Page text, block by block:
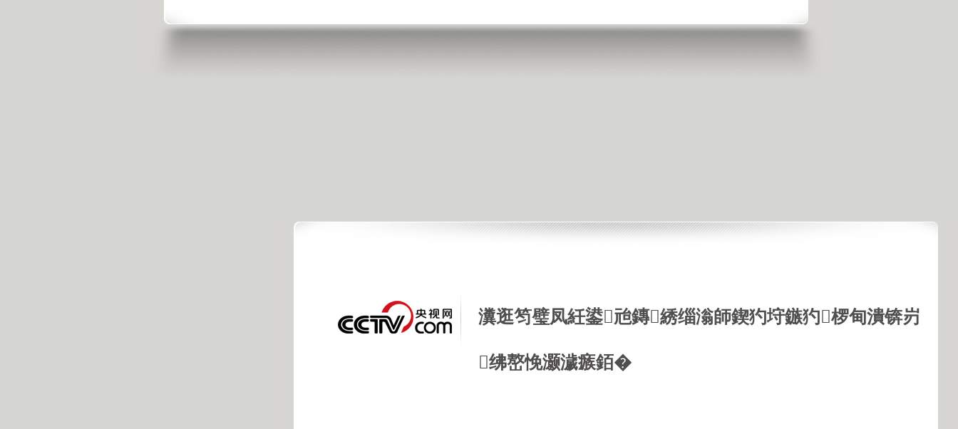
瀵逛笉璧凤紝鍙兘鏄綉缁滃師鍥犳垨鏃犳椤甸潰锛岃
绋嶅悗灏濊瘯銆�